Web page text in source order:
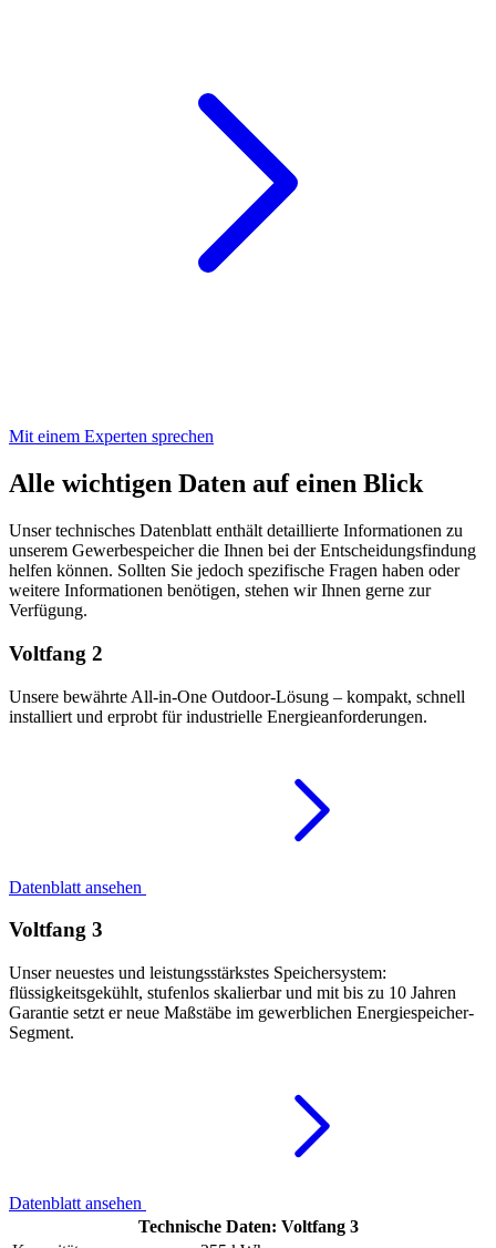
Mit einem Experten sprechen
Alle wichtigen Daten auf einen Blick
Unser technisches Datenblatt enthält detaillierte Informationen zu
unserem Gewerbespeicher die Ihnen bei der Entscheidungsfindung
helfen können. Sollten Sie jedoch spezifische Fragen haben oder
weitere Informationen benötigen, stehen wir Ihnen gerne zur
Verfügung.
Voltfang 2
Unsere bewährte All-in-One Outdoor-Lösung – kompakt, schnell
installiert und erprobt für industrielle Energieanforderungen.
Datenblatt ansehen
Voltfang 3
Unser neuestes und leistungsstärkstes Speichersystem:
flüssigkeitsgekühlt, stufenlos skalierbar und mit bis zu 10 Jahren
Garantie setzt er neue Maßstäbe im gewerblichen Energiespeicher-
Segment.
Datenblatt ansehen
Technische Daten: Voltfang 3